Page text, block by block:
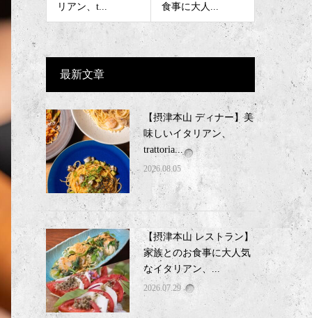
リアン、t...
食事に大人...
最新文章
【摂津本山 ディナー】美
味しいイタリアン、
trattoria...
2026.08.05
【摂津本山 レストラン】
家族とのお食事に大人気
なイタリアン、...
2026.07.29